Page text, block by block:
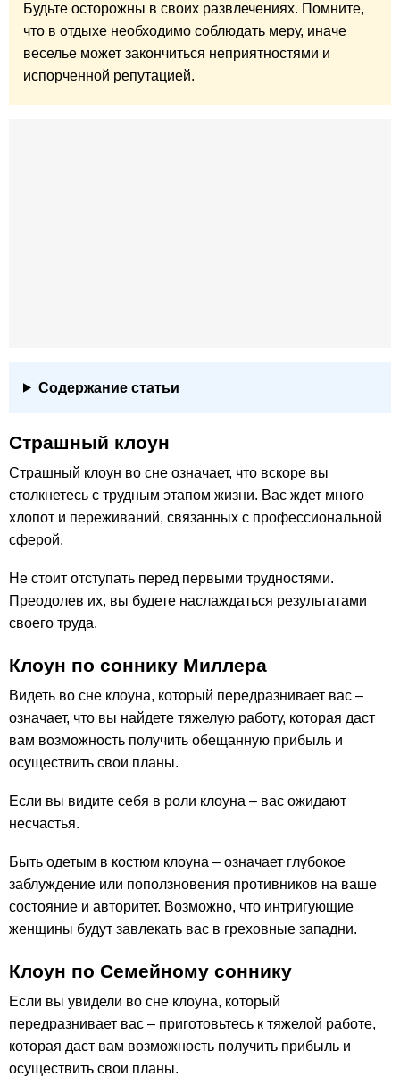
Будьте осторожны в своих развлечениях. Помните,
что в отдыхе необходимо соблюдать меру, иначе
веселье может закончиться неприятностями и
испорченной репутацией.
Содержание статьи
Страшный клоун
Страшный клоун во сне означает, что вскоре вы
столкнетесь с трудным этапом жизни. Вас ждет много
хлопот и переживаний, связанных с профессиональной
сферой.
Не стоит отступать перед первыми трудностями.
Преодолев их, вы будете наслаждаться результатами
своего труда.
Клоун по cоннику Миллера
Видеть во сне клоуна, который передразнивает вас –
означает, что вы найдете тяжелую работу, которая даст
вам возможность получить обещанную прибыль и
осуществить свои планы.
Если вы видите себя в роли клоуна – вас ожидают
несчастья.
Быть одетым в костюм клоуна – означает глубокое
заблуждение или поползновения противников на ваше
состояние и авторитет. Возможно, что интригующие
женщины будут завлекать вас в греховные западни.
Клоун по Семейному соннику
Если вы увидели во сне клоуна, который
передразнивает вас – приготовьтесь к тяжелой работе,
которая даст вам возможность получить прибыль и
осуществить свои планы.